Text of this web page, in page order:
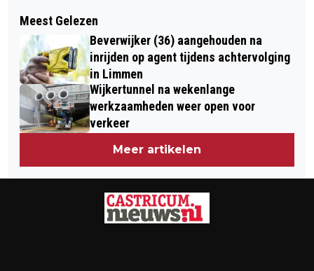
WARMETRUIENDAG: TRUI AAN EN
VERWARMING EN GRAADJE LAGER
EFFECTIEF TEGEN CO2-UITSTOOT
SUZANNE SCHULTING PROLONGEERT
OLYMPISCHE TITEL MET OPNIEUW
GOUD OP DE 1000 METER
Meest Gelezen
Beverwijker (36) aangehouden na
inrijden op agent tijdens achtervolging
in Limmen
Wijkertunnel na wekenlange
werkzaamheden weer open voor
verkeer
Meer artikelen